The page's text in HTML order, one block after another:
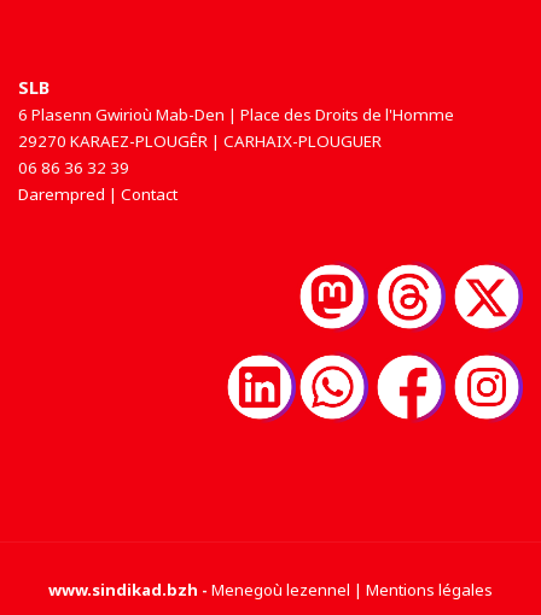
SLB
6 Plasenn Gwirioù Mab-Den | Place des Droits de l'Homme
29270 KARAEZ-PLOUGÊR | CARHAIX-PLOUGUER
06 86 36 32 39
Darempred | Contact
www.sindikad.bzh - Menegoù lezennel | Mentions légales